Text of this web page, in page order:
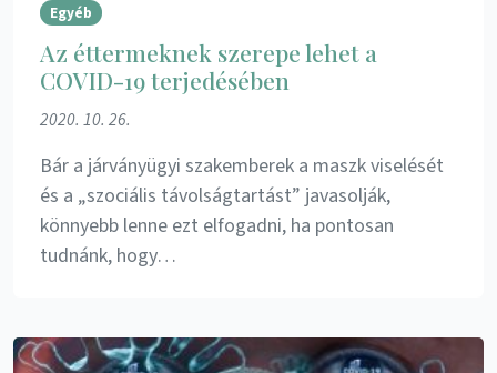
Egyéb
Az éttermeknek szerepe lehet a
COVID-19 terjedésében
2020. 10. 26.
Bár a járványügyi szakemberek a maszk viselését
és a „szociális távolságtartást” javasolják,
könnyebb lenne ezt elfogadni, ha pontosan
tudnánk, hogy…